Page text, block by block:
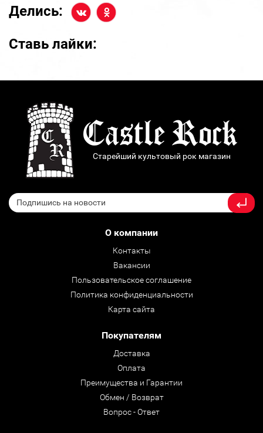
Делись:
Ставь лайки:
Старейший культовый рок магазин
О компании
Контакты
Вакансии
Пользовательское соглашение
Политика конфиденциальности
Карта сайта
Покупателям
Доставка
Оплата
Преимущества и Гарантии
Обмен / Возврат
Вопрос - Ответ